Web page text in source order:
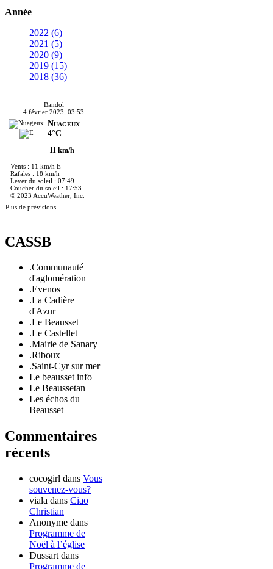
Année
2022 (6)
2021 (5)
2020 (9)
2019 (15)
2018 (36)
Bandol
4 février 2023, 03:53
Nuageux
4°C
11 km/h
Vents : 11 km/h E
Rafales : 18 km/h
Lever du soleil : 07:49
Coucher du soleil : 17:53
© 2023 AccuWeather, Inc.
Plus de prévisions...
CASSB
.Communauté
d'aglomération
.Evenos
.La Cadière
d'Azur
.Le Beausset
.Le Castellet
.Mairie de Sanary
.Riboux
.Saint-Cyr sur mer
Le beausset info
Le Beaussetan
Les échos du
Beausset
Commentaires
récents
cocogirl dans Vous
souvenez-vous?
viala dans Ciao
Christian
Anonyme dans
Programme de
Noël à l’église
Dussart dans
Programme de